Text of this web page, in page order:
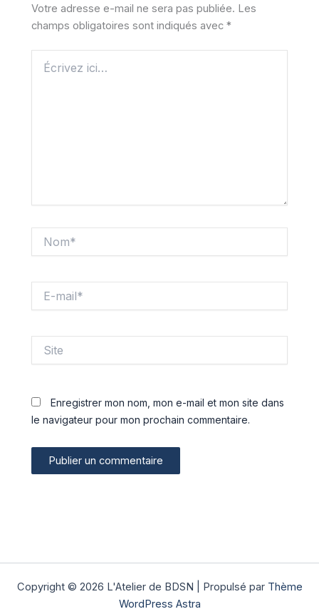
Votre adresse e-mail ne sera pas publiée. Les
champs obligatoires sont indiqués avec*
ici…
mail*
Enregistrer mon nom, mon e-mail et mon site dans
le navigateur pour mon prochain commentaire.
Copyright © 2026 L'Atelier de BDSN | Propulsé par Thème
WordPress Astra